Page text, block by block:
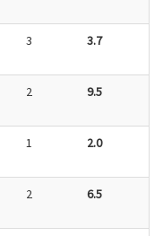
3 3.7
2 9.5
1 2.0
2 6.5